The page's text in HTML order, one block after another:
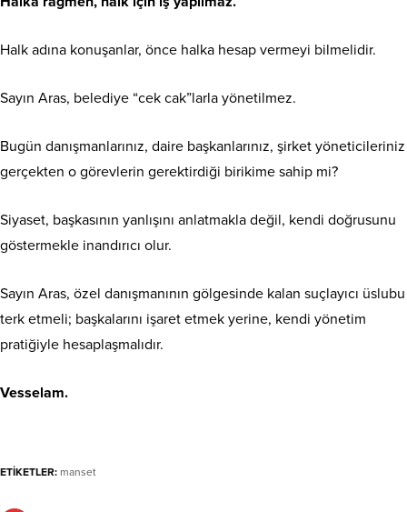
Halk adına konuşanlar, önce halka hesap vermeyi bilmelidir.
Sayın Aras, belediye “cek cak”larla yönetilmez.
Bugün danışmanlarınız, daire başkanlarınız, şirket yöneticileriniz
gerçekten o görevlerin gerektirdiği birikime sahip mi?
Siyaset, başkasının yanlışını anlatmakla değil, kendi doğrusunu
göstermekle inandırıcı olur.
Sayın Aras, özel danışmanının gölgesinde kalan suçlayıcı üslubu
terk etmeli; başkalarını işaret etmek yerine, kendi yönetim
pratiğiyle hesaplaşmalıdır.
Vesselam.
ETİKETLER: manset